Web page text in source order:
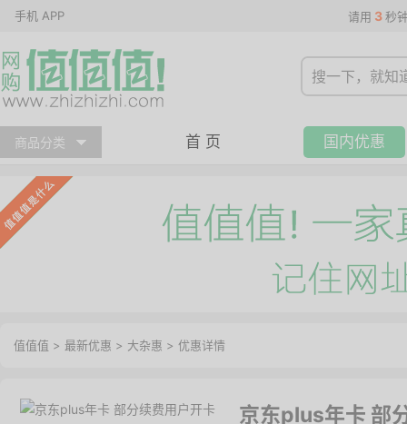
手机 APP 请用 3 秒
商品分类 首 页 国内优惠
值值值 > 最新优惠 > 大杂惠 > 优惠详情
京东plus年卡 部